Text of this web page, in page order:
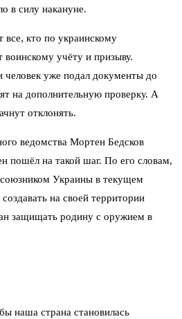
в силу накануне.
кто по украинскому
воинскому учёту и призыву.
человек уже подал документы до
на дополнительную проверку. А
отклонять.
ведомства Мортен Бедсков
пошёл на такой шаг. По его словам,
Украины в текущем
на своей территории
защищать родину с оружием в
наша страна становилась